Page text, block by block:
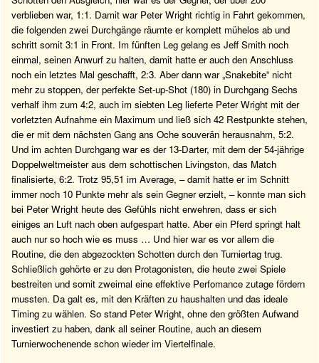
verblieben war, 1:1. Damit war Peter Wright richtig in Fahrt gekommen,
die folgenden zwei Durchgänge räumte er komplett mühelos ab und
schritt somit 3:1 in Front. Im fünften Leg gelang es Jeff Smith noch
einmal, seinen Anwurf zu halten, damit hatte er auch den Anschluss
noch ein letztes Mal geschafft, 2:3. Aber dann war „Snakebite“ nicht
mehr zu stoppen, der perfekte Set-up-Shot (180) in Durchgang Sechs
verhalf ihm zum 4:2, auch im siebten Leg lieferte Peter Wright mit der
vorletzten Aufnahme ein Maximum und ließ sich 42 Restpunkte stehen,
die er mit dem nächsten Gang ans Oche souverän herausnahm, 5:2.
Und im achten Durchgang war es der 13-Darter, mit dem der 54-jährige
Doppelweltmeister aus dem schottischen Livingston, das Match
finalisierte, 6:2. Trotz 95,51 im Average, – damit hatte er im Schnitt
immer noch 10 Punkte mehr als sein Gegner erzielt, – konnte man sich
bei Peter Wright heute des Gefühls nicht erwehren, dass er sich
einiges an Luft nach oben aufgespart hatte. Aber ein Pferd springt halt
auch nur so hoch wie es muss … Und hier war es vor allem die
Routine, die den abgezockten Schotten durch den Turniertag trug.
Schließlich gehörte er zu den Protagonisten, die heute zwei Spiele
bestreiten und somit zweimal eine effektive Perfomance zutage fördern
mussten. Da galt es, mit den Kräften zu haushalten und das ideale
Timing zu wählen. So stand Peter Wright, ohne den größten Aufwand
investiert zu haben, dank all seiner Routine, auch an diesem
Turnierwochenende schon wieder im Viertelfinale.